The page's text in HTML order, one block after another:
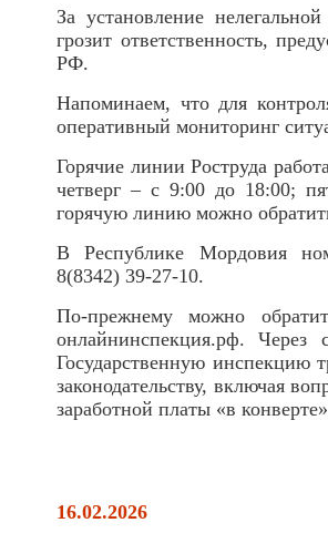
За установление
грозит ответственность,
РФ.
Напоминаем, что для
оперативный мониторинг
Горячие линии Роструда
четверг – с 9:00 до 18:00;
горячую линию можно
В Республике Мордовия
8(8342) 39-27-10.
По-прежнему можно
онлайнинспекция.рф.
Государственную инспекцию
законодательству, включая
заработной платы «в
16.02.2026